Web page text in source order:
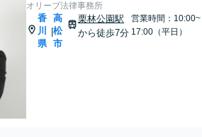
オリーブ法律事務所
香
川
県
|
高
松
市
栗林公園駅
から徒歩7分
営業時間：10:00~
17:00（平日）